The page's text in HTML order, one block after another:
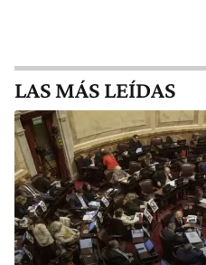
LAS MÁS LEÍDAS